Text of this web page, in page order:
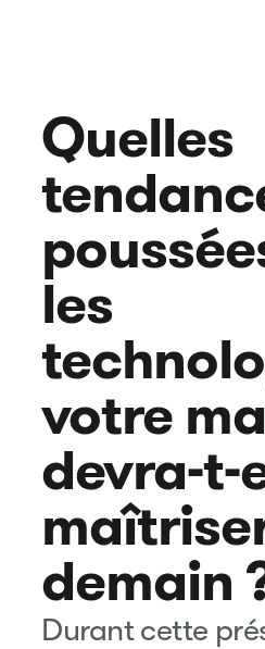
Quelles
les
votre
devra-t-
demain
Durant cette